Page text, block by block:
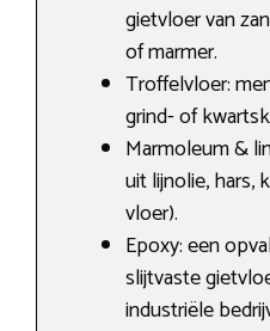
gietvloer van
of marmer.
Troffelvloer:
grind- of
Marmoleum &
uit lijnolie, hars,
vloer).
Epoxy: een
slijtvaste
industriële